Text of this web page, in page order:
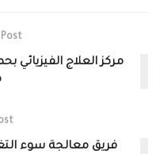
مركز العلاج
فريق معالجة سوء